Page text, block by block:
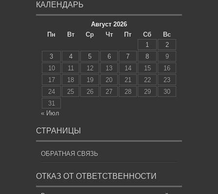
КАЛЕНДАРЬ
Август 2026
Пн
Вт Ср Чт Пт Сб
Вс
1
2
3
4 5 6 7 8
9
10
11 12 13 14 15
16
17
18 19 20 21 22
23
24
25 26 27 28 29
30
31
« Июл
СТРАНИЦЫ
ОБРАТНАЯ СВЯЗЬ
ОТКАЗ ОТ ОТВЕТСТВЕННОСТИ